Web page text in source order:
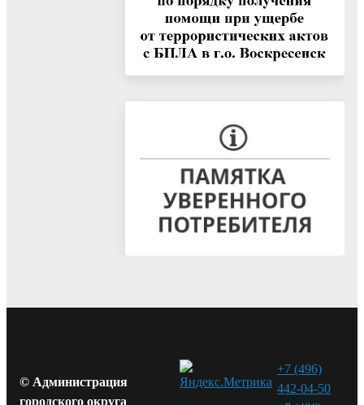
© Администрация
городского округа
+7 (496)
442-04-50